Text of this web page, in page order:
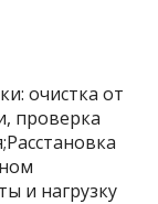
очистка от
проверка
и нагрузку